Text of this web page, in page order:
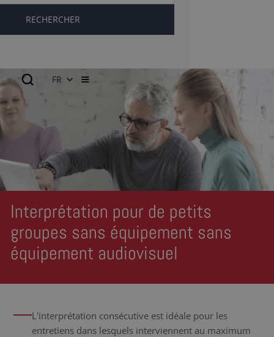
FR
Interprétation pour de petits
groupes sans équipement sans
équipement audiovisuel
L'interprétation consécutive est idéale pour les
entretiens dans lesquels interviennent au maximum